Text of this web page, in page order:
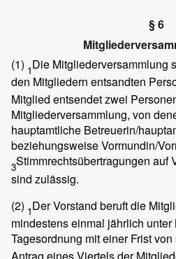
§ 6
(1) 1Die Mitgliederversammlung
den Mitgliedern entsandten
Mitglied entsendet zwei
Mitgliederversammlung, von
hauptamtliche Betreuerin/
beziehungsweise Vormundin/
3Stimmrechtsübertragungen auf
sind zulässig.
(2) 1Der Vorstand beruft die
mindestens einmal jährlich unter
Tagesordnung mit einer Frist